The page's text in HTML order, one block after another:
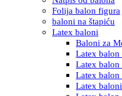
Folija balon figura
baloni na štapiću
Latex baloni
Baloni za
Latex balon
Latex balon
Latex balon
Latex